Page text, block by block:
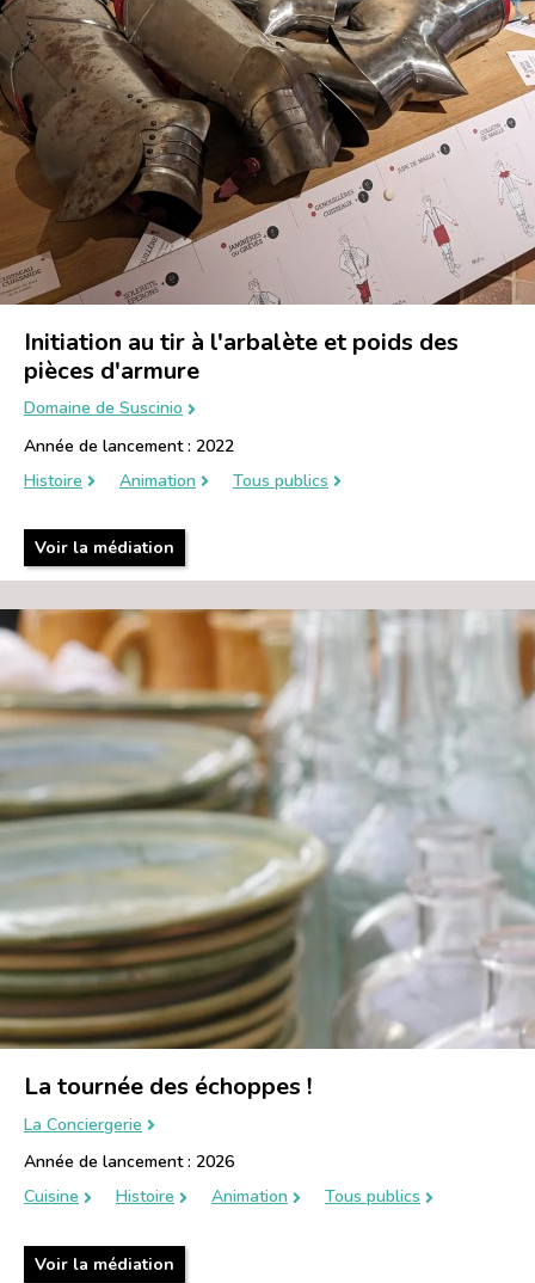
Initiation au tir à l'arbalète et poids des
pièces d'armure
Domaine de Suscinio
Année de lancement : 2022
Histoire
Animation Tous publics
Voir la médiation
La tournée des échoppes !
La Conciergerie
Année de lancement : 2026
Cuisine
Histoire Animation Tous publics
Voir la médiation